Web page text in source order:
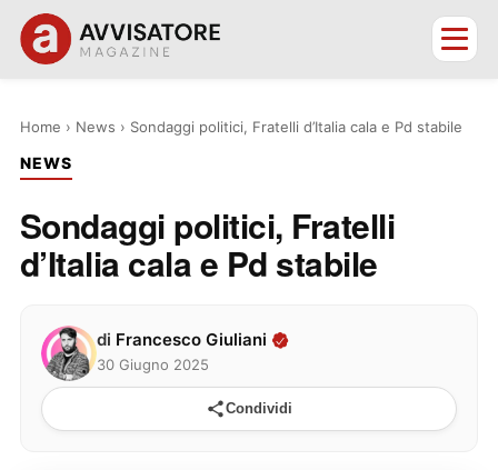
Home › News › Sondaggi politici, Fratelli d’Italia cala e Pd stabile
NEWS
Sondaggi politici, Fratelli
d’Italia cala e Pd stabile
di Francesco Giuliani
30 Giugno 2025
Condividi